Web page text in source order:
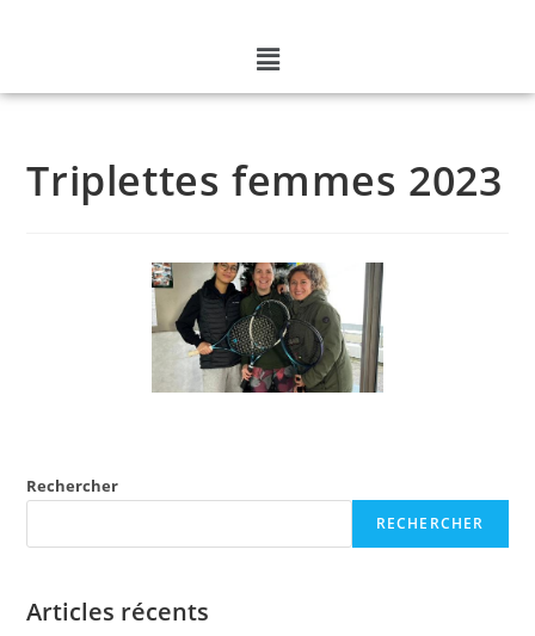
Triplettes femmes 2023
Rechercher
RECHERCHER
Articles récents